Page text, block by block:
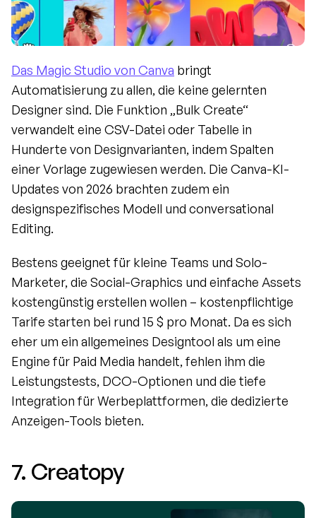
Das Magic Studio von Canva bringt
Automatisierung zu allen, die keine gelernten
Designer sind. Die Funktion „Bulk Create“
verwandelt eine CSV-Datei oder Tabelle in
Hunderte von Designvarianten, indem Spalten
einer Vorlage zugewiesen werden. Die Canva-KI-
Updates von 2026 brachten zudem ein
designspezifisches Modell und conversational
Editing.
Bestens geeignet für kleine Teams und Solo-
Marketer, die Social-Graphics und einfache Assets
kostengünstig erstellen wollen – kostenpflichtige
Tarife starten bei rund 15 $ pro Monat. Da es sich
eher um ein allgemeines Designtool als um eine
Engine für Paid Media handelt, fehlen ihm die
Leistungstests, DCO-Optionen und die tiefe
Integration für Werbeplattformen, die dedizierte
Anzeigen-Tools bieten.
7. Creatopy